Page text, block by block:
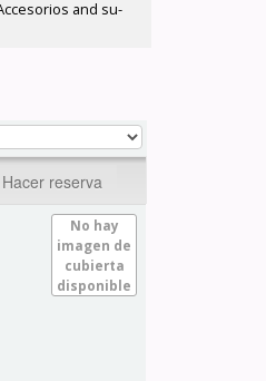
and su-
Hacer reserva
No hay
imagen de
cubierta
disponible